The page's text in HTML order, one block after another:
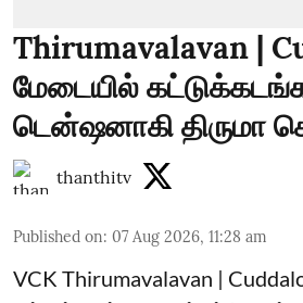
Thirumavalavan |
மேடையில்
டென்ஷனாகி திருமா
thanthitv
Published on: 07 Aug 2026, 11:28 am
VCK Thirumavalavan |